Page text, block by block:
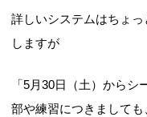
詳しいシステムはちょ
しますが
「5月30日（土）から
部や練習につきまして